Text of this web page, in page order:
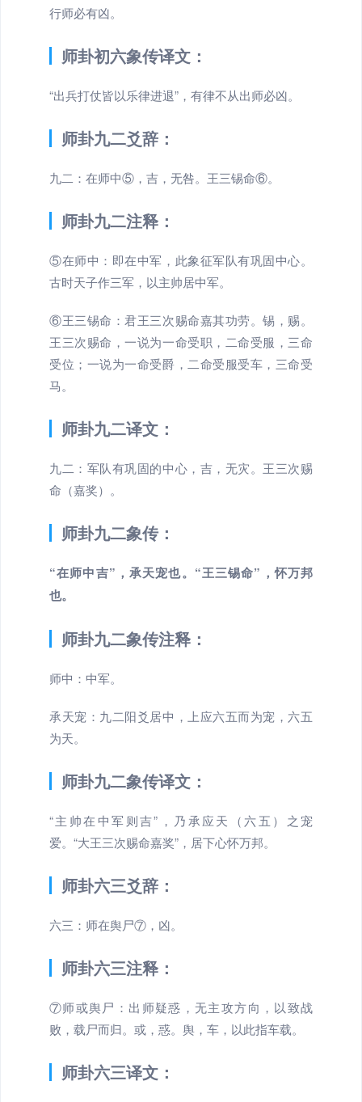
行师必有凶。
师卦初六象传译文：
“出兵打仗皆以乐律进退”，有律不从出师必凶。
师卦九二爻辞：
九二：在师中⑤，吉，无咎。王三锡命⑥。
师卦九二注释：
⑤在师中：即在中军，此象征军队有巩固中心。
古时天子作三军，以主帅居中军。
⑥王三锡命：君王三次赐命嘉其功劳。锡，赐。
王三次赐命，一说为一命受职，二命受服，三命
受位；一说为一命受爵，二命受服受车，三命受
马。
师卦九二译文：
九二：军队有巩固的中心，吉，无灾。王三次赐
命（嘉奖）。
师卦九二象传：
“在师中吉”，承天宠也。“王三锡命”，怀万邦
也。
师卦九二象传注释：
师中：中军。
承天宠：九二阳爻居中，上应六五而为宠，六五
为天。
师卦九二象传译文：
“主帅在中军则吉”，乃承应天（六五）之宠
爱。“大王三次赐命嘉奖”，居下心怀万邦。
师卦六三爻辞：
六三：师在舆尸⑦，凶。
师卦六三注释：
⑦师或舆尸：出师疑惑，无主攻方向，以致战
败，载尸而归。或，惑。舆，车，以此指车载。
师卦六三译文：